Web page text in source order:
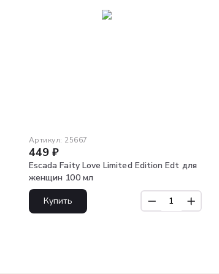
Артикул: 25667
449₽
Escada Faity Love Limited Edition Edt для
женщин 100 мл
Купить